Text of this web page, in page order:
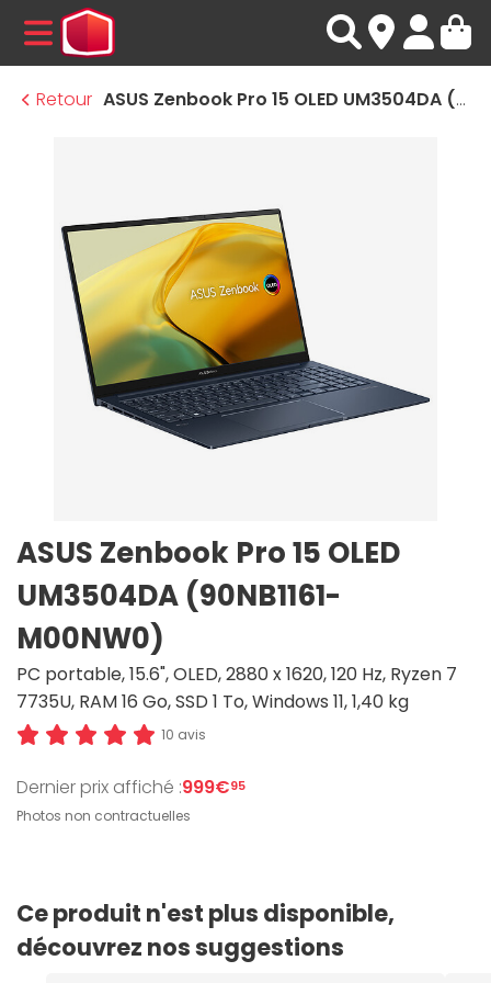
MENU
Retour
ASUS Zenbook Pro 15 OLED UM3504DA (90NB1161-M00NW0)
ASUS Zenbook Pro 15 OLED
UM3504DA (90NB1161-
M00NW0)
PC portable, 15.6", OLED, 2880 x 1620, 120 Hz, Ryzen 7
7735U, RAM 16 Go, SSD 1 To, Windows 11, 1,40 kg
10 avis
Dernier prix affiché :999€95
Photos non contractuelles
Ce produit n'est plus disponible,
découvrez nos suggestions